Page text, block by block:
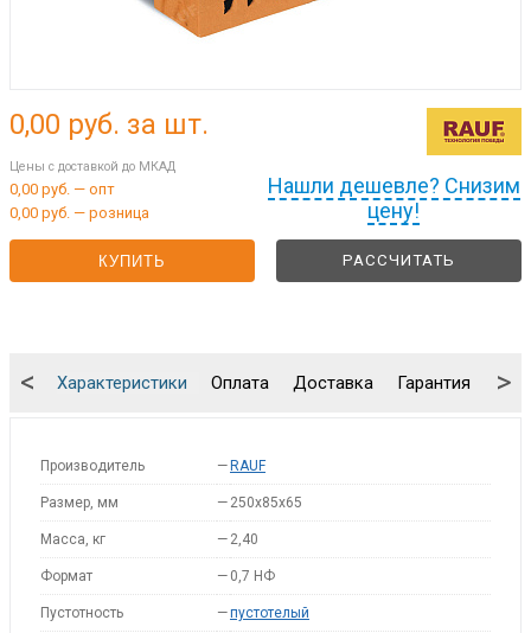
Нашли дешевле? Снизим
цену!
0,00 руб. за шт.
Цены с доставкой до МКАД
0,00 руб. — опт
0,00 руб. — розница
КУПИТЬ РАССЧИТАТЬ
Характеристики Оплата Доставка Гарантия
< >
Производитель — RAUF
Размер, мм — 250x85x65
Масса, кг — 2,40
Формат — 0,7 НФ
Пустотность —пустотелый